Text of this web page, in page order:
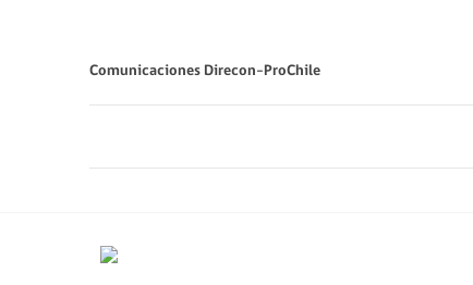
Comunicaciones Direcon-ProChile